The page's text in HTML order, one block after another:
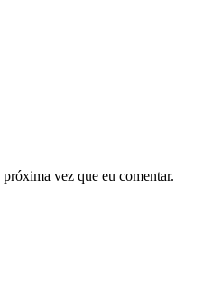
vez que eu comentar.